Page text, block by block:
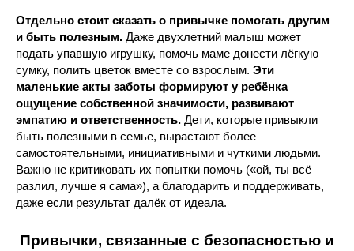
Отдельно стоит сказать о привычке помогать другим
и быть полезным. Даже двухлетний малыш может
подать упавшую игрушку, помочь маме донести лёгкую
сумку, полить цветок вместе со взрослым. Эти
маленькие акты заботы формируют у ребёнка
ощущение собственной значимости, развивают
эмпатию и ответственность. Дети, которые привыкли
быть полезными в семье, вырастают более
самостоятельными, инициативными и чуткими людьми.
Важно не критиковать их попытки помочь («ой, ты всё
разлил, лучше я сама»), а благодарить и поддерживать,
даже если результат далёк от идеала.
Привычки, связанные с безопасностью и